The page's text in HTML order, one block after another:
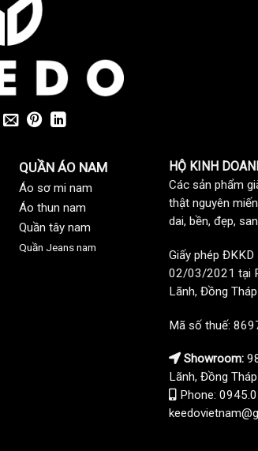
QUẦN ÁO NAM
Áo sơ mi nam
Áo thun nam
Quần tây nam
Quần Jeans nam
HỘ KINH
Các sản phẩm
thật nguyên
dai, bền, đẹp,
Giấy phép
02/03/2021 tại
Lãnh, Đồng Tháp
Mã số thuế:
Showroom:
Lãnh, Đồng Tháp
Phone: